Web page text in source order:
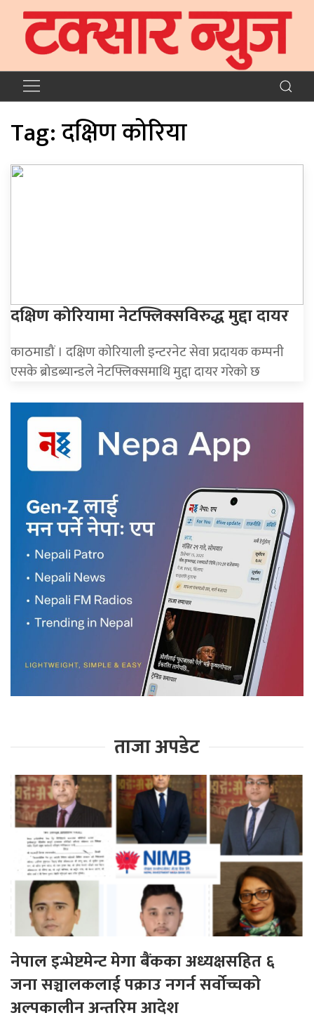
Tag:दक्षिण कोरिया
दक्षिण कोरियामा नेटफ्लिक्सविरुद्ध मुद्दा दायर
काठमाडौं । दक्षिण कोरियाली इन्टरनेट सेवा प्रदायक कम्पनी
एसके ब्रोडब्यान्डले नेटफ्लिक्समाथि मुद्दा दायर गरेको छ
ताजा अपडेट
नेपाल इन्भेष्टमेन्ट मेगा बैंकका अध्यक्षसहित ६
जना सञ्चालकलाई पक्राउ नगर्न सर्वोच्चको
अल्पकालीन अन्तरिम आदेश